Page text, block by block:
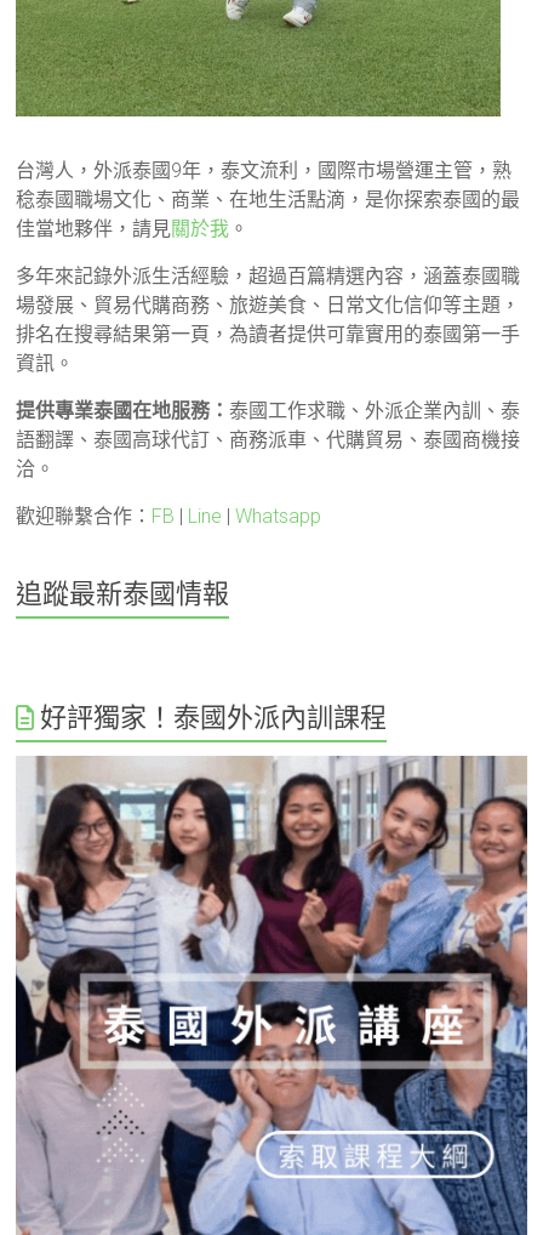
台灣人，外派泰國9年，泰文流利，國際市場營運主管，熟
稔泰國職場文化、商業、在地生活點滴，是你探索泰國的最
佳當地夥伴，請見關於我 。
多年來記錄外派生活經驗，超過百篇精選內容，涵蓋泰國職
場發展、貿易代購商務、旅遊美食、日常文化信仰等主題，
排名在搜尋結果第一頁，為讀者提供可靠實用的泰國第一手
資訊。
提供專業泰國在地服務：泰國工作求職、外派企業內訓、泰
語翻譯、泰國高球代訂、商務派車、代購貿易、泰國商機接
洽。
歡迎聯繫合作： FB | Line |Whatsapp
追蹤最新泰國情報
好評獨家！泰國外派內訓課程